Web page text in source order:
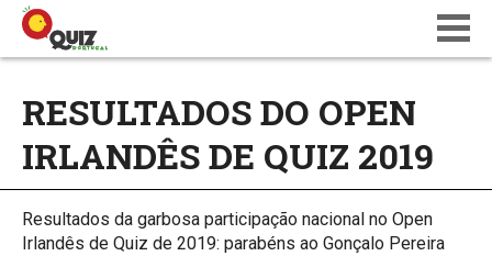
CALENDÁRIO
QUIZ NATIONS PT 18
RESULTADOS DO OPEN
IRLANDÊS DE QUIZ 2019
Resultados da garbosa participação nacional no Open
Irlandês de Quiz de 2019: parabéns ao Gonçalo Pereira